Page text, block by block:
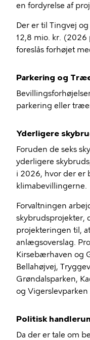
en fordyrelse af
Der er til Tingvej og
12,8 mio. kr.
foreslås forhøjet
Parkering og
parkering eller
Yderligere
Foruden de seks
yderligere
i 2026, hvor der er
klimabevillingerne.
Forvaltningen
skybrudsprojekter,
projekteringen til,
anlægsoverslag.
Kirsebærhaven og
Bellahøjvej,
Grøndalsparken,
og Vigerslevparken
Politisk
Da der er tale om